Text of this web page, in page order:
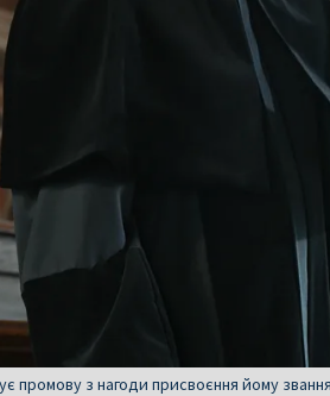
промову з нагоди присвоєння йому